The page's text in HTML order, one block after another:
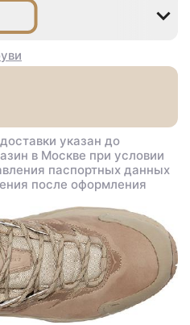
38⅔
указан до
в Москве при условии
паспортных данных
после оформления